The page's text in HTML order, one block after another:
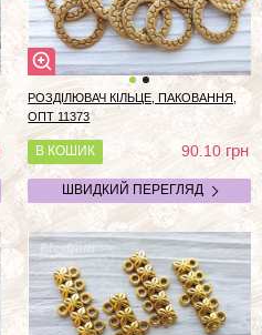
РОЗДІЛЮВАЧ КІЛЬЦЕ, ПАКОВАННЯ,
ОПТ 11373
В КОШИК 90.10грн
ШВИДКИЙ ПЕРЕГЛЯД